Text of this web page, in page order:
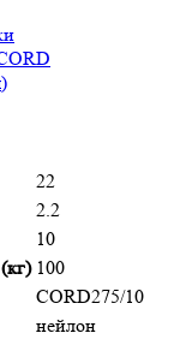
22
2.2
10
100
CORD275/10
нейлон